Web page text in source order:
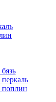
поплин